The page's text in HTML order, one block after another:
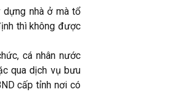
nhà ở mà tổ
thì không được
cá nhân nước
qua dịch vụ bưu
cấp tỉnh nơi có